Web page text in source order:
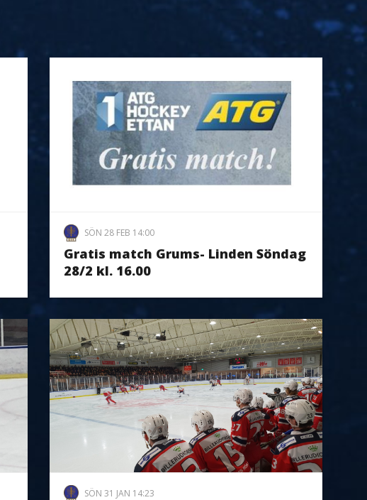
SÖN 28 FEB 14:00
Gratis match Grums- Linden Söndag
28/2 kl. 16.00
SÖN 31 JAN 14:23